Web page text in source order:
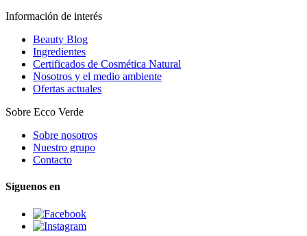
Información de interés
Beauty Blog
Ingredientes
Certificados de Cosmética Natural
Nosotros y el medio ambiente
Ofertas actuales
Sobre Ecco Verde
Sobre nosotros
Nuestro grupo
Contacto
Síguenos en